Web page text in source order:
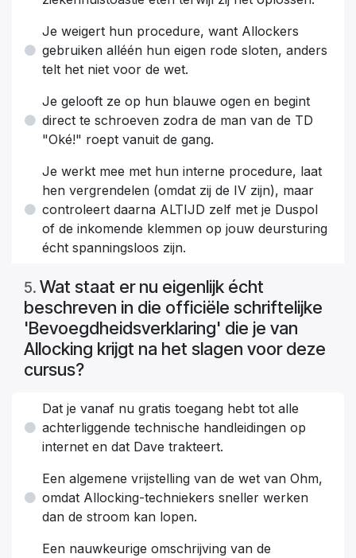
Je weigert hun procedure, want Allockers
gebruiken alléén hun eigen rode sloten, anders
telt het niet voor de wet.
Je gelooft ze op hun blauwe ogen en begint
direct te schroeven zodra de man van de TD
"Oké!" roept vanuit de gang.
Je werkt mee met hun interne procedure, laat
hen vergrendelen (omdat zij de IV zijn), maar
controleert daarna ALTIJD zelf met je Duspol
of de inkomende klemmen op jouw deursturing
écht spanningsloos zijn.
5. Wat staat er nu eigenlijk écht
beschreven in die officiële schriftelijke
'Bevoegdheidsverklaring' die je van
Allocking krijgt na het slagen voor deze
cursus?
Dat je vanaf nu gratis toegang hebt tot alle
achterliggende technische handleidingen op
internet en dat Dave trakteert.
Een algemene vrijstelling van de wet van Ohm,
omdat Allocking-techniekers sneller werken
dan de stroom kan lopen.
Een nauwkeurige omschrijving van de